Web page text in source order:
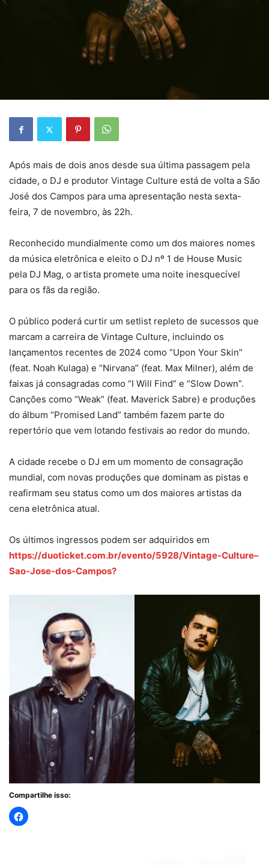
Após mais de dois anos desde sua última passagem pela
cidade, o DJ e produtor Vintage Culture está de volta a São
José dos Campos para uma apresentação nesta sexta-
feira, 7 de novembro, às 22h.
Reconhecido mundialmente como um dos maiores nomes
da música eletrônica e eleito o DJ nº 1 de House Music
pela DJ Mag, o artista promete uma noite inesquecível
para os fãs da região.
O público poderá curtir um setlist repleto de sucessos que
marcam a carreira de Vintage Culture, incluindo os
lançamentos recentes de 2024 como “Upon Your Skin”
(feat. Noah Kulaga) e “Nirvana” (feat. Max Milner), além de
faixas já consagradas como “I Will Find” e “Slow Down”.
Canções como “Weak” (feat. Maverick Sabre) e produções
do álbum “Promised Land” também fazem parte do
repertório que vem lotando festivais ao redor do mundo.
A cidade recebe o DJ em um momento de consagração
mundial, com novas produções que dominam as pistas e
reafirmam seu status como um dos maiores artistas da
cena eletrônica atual.
Os últimos ingressos podem ser adquiridos em
https://duoticket.com.br/evento/5928/Vintage-Culture–
Sao-Jose-dos-Campos?
Compartilhe isso: